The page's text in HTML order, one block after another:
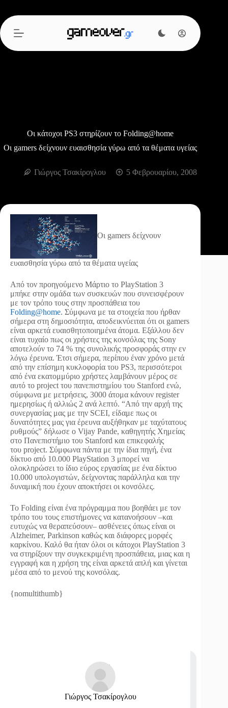
περιεχόμενο
Οι κάτοχοι PS3 στηρίζουν το Folding@home
Oι gamers δείχνουν ευαισθησία γύρω από τα θέματα υγείας
Γιώργος Τσακίρογλου 5 Φεβρουαρίου, 2008
Oι gamers δείχνουν
ευαισθησία γύρω από τα θέματα υγείας
Από τον προηγούμενο Μάρτιο το PlayStation 3
μπήκε στην ομάδα των συσκευών που συνεισφέρουν
με τον τρόπο τους στην προσπάθεια του
Folding@home. Σύμφωνα με τα στοιχεία που ήρθαν
σήμερα στη δημοσιότητα, αποδεικνύειται ότι οι gamers
είναι αρκετά ευαισθητοποιημένα άτομα. Εξάλλου δεν
είναι τυχαίο πως οι χρήστες της κονσόλας της Sony
αποτελούν το 74 % της συνολικής προσφοράς στην εν
λόγω έρευνα. Έτσι σήμερα, περίπου έναν χρόνο μετά
από την επίσημη κυκλοφορία του PS3, περισσότεροι
από ένα εκατομμύριο χρήστες λαμβάνουν μέρος σε
αυτό το project του πανεπιστημίου του Stanford ενώ,
σύμφωνα με μετρήσεις, 3000 άτομα κάνουν register
ημερησίως ή αλλιώς 2 ανά λεπτό. “Από την αρχή της
συνεργασίας μας με την SCEI, είδαμε πως οι
δυνατότητες μας για έρευνα αυξήθηκαν με ταχύτατους
ρυθμούς” δήλωσε ο Vijay Pande, καθηγητής Χημείας
στο Πανεπιστήμιο του Stanford και επικεφαλής
του project. Σύμφωνα πάντα με την ίδια πηγή, ένα
δίκτυο από 10.000 PlayStation 3 μπορεί να
ολοκληρώσει το ίδιο εύρος εργασίας με ένα δίκτυο
10.000 υπολογιστών, δείχνοντας παράλληλα και την
δυναμική που έχουν αποκτήσει οι κονσόλες.
Το Folding είναι ένα πρόγραμμα που βοηθάει με τον
τρόπο του τους επιστήμονες να κατανοήσουν –και
ευτυχώς να θεραπεύσουν– ασθένειες όπως είναι οι
Alzheimer, Parkinson καθώς και διάφορες μορφές
καρκίνου. Καλό θα ήταν όλοι οι κάτοχοι PlayStation 3
να στηρίξουν την συγκεκριμένη προσπάθεια, μιας και η
εγγραφή και η χρήση της είναι αρκετά απλή και γίνεται
μέσα από το μενού της κονσόλας.
{nomultithumb}
Γιώργος Τσακίρογλου